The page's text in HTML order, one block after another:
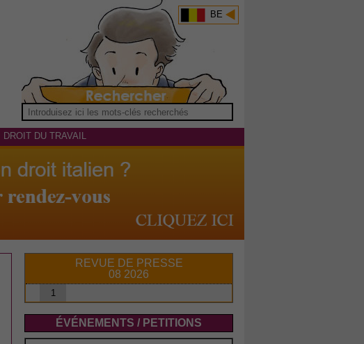
BE
DROIT DU TRAVAIL
REVUE DE PRESSE
08 2026
1
ÉVÉNEMENTS / PETITIONS